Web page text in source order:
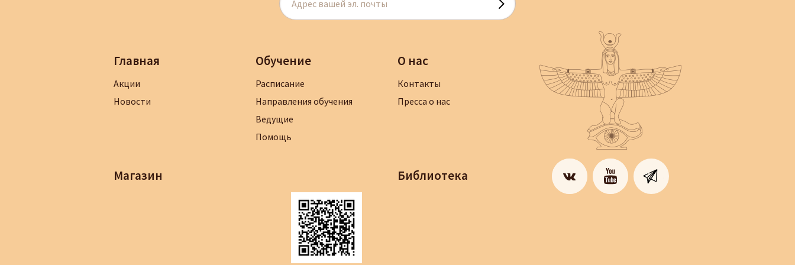
Главная
Акции
Новости
Обучение
Расписание
Направления обучения
Ведущие
Помощь
О нас
Контакты
Пресса о нас
Магазин Библиотека